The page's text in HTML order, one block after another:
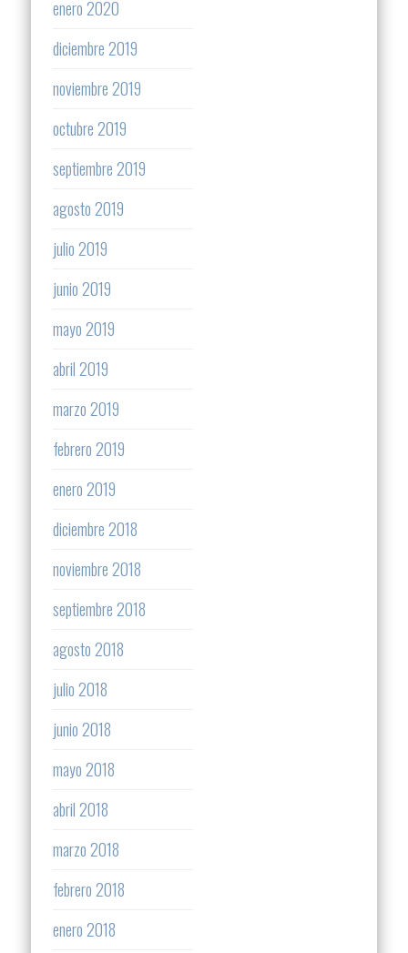
enero 2020
diciembre 2019
noviembre 2019
octubre 2019
septiembre 2019
agosto 2019
julio 2019
junio 2019
mayo 2019
abril 2019
marzo 2019
febrero 2019
enero 2019
diciembre 2018
noviembre 2018
septiembre 2018
agosto 2018
julio 2018
junio 2018
mayo 2018
abril 2018
marzo 2018
febrero 2018
enero 2018